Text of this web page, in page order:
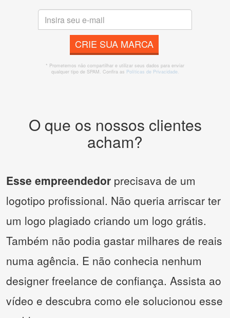
CRIE SUA MARCA
* Prometemos não compartilhar e utilizar seus dados para enviar
qualquer tipo de SPAM. Confira as Políticas de Privacidade.
O que os nossos clientes
acham?
Esse empreendedor precisava de um
logotipo profissional. Não queria arriscar ter
um logo plagiado criando um logo grátis.
Também não podia gastar milhares de reais
numa agência. E não conhecia nenhum
designer freelance de confiança. Assista ao
vídeo e descubra como ele solucionou esse